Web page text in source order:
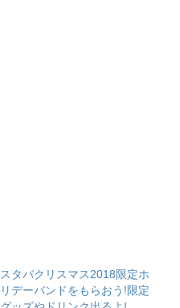
スタバクリスマス2018限定ホ
リデーバンドをもらおう!限定